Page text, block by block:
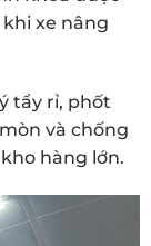
xe nâng
tẩy rỉ, phốt
và chống
hàng lớn.